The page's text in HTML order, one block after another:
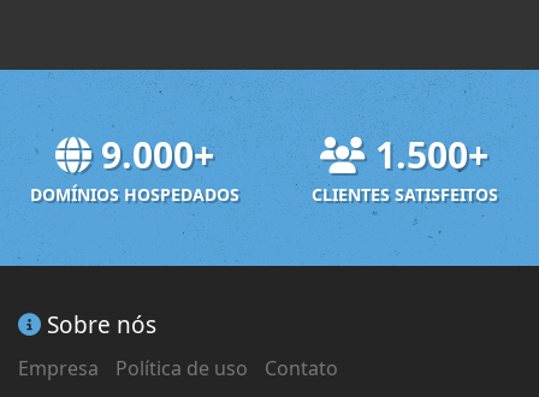
9.000+
DOMÍNIOS HOSPEDADOS
1.500+
CLIENTES SATISFEITOS
Sobre nós
Empresa Política de uso Contato